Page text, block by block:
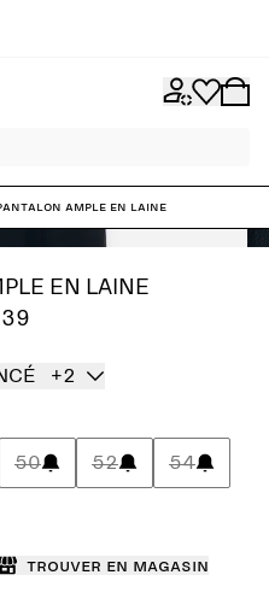
ample en laine
EN LAINE
+2
50 52 54
Trouver en magasin